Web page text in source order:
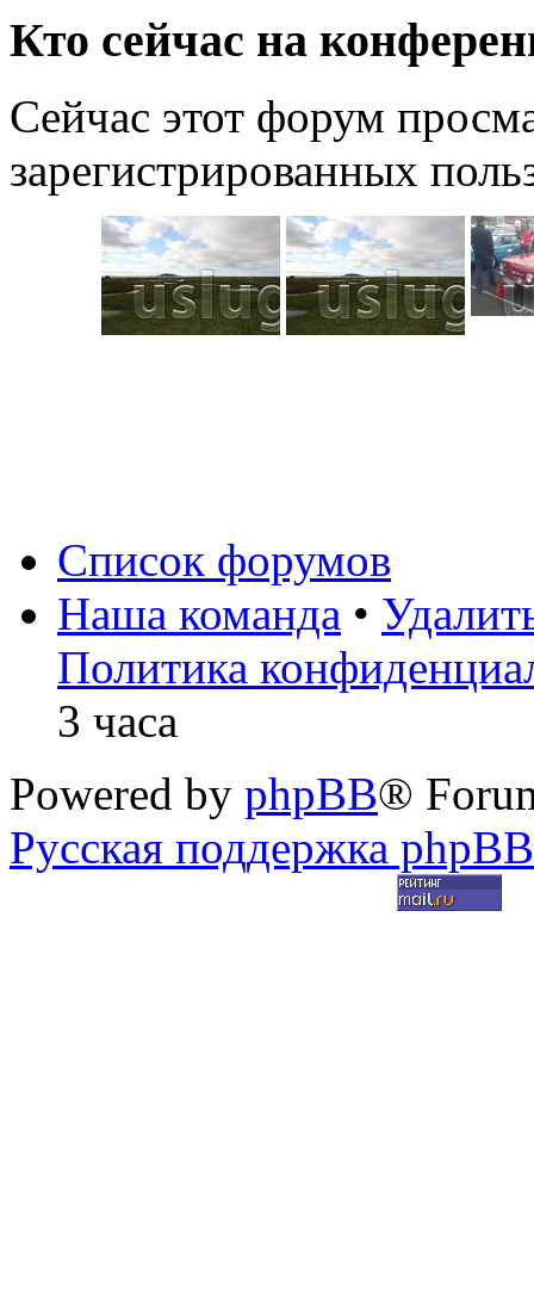
Кто сейчас на
Сейчас этот форум
зарегистрированных
Список форумов
Наша команда •
Политика
3 часа
Powered by phpBB®
Русская поддержка phpBB